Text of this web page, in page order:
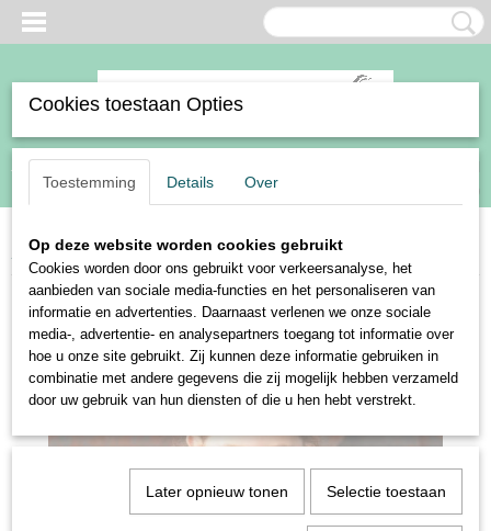
Inloggen Registreren
(0)
Home>Sale >Harry's Horse vest Loulou Poppy
Cookies toestaan Opties
Toestemming Details Over
Op deze website worden cookies gebruikt
Cookies worden door ons gebruikt voor verkeersanalyse, het
aanbieden van sociale media-functies en het personaliseren van
informatie en advertenties. Daarnaast verlenen we onze sociale
media-, advertentie- en analysepartners toegang tot informatie over
hoe u onze site gebruikt. Zij kunnen deze informatie gebruiken in
combinatie met andere gegevens die zij mogelijk hebben verzameld
door uw gebruik van hun diensten of die u hen hebt verstrekt.
Later opnieuw tonen Selectie toestaan